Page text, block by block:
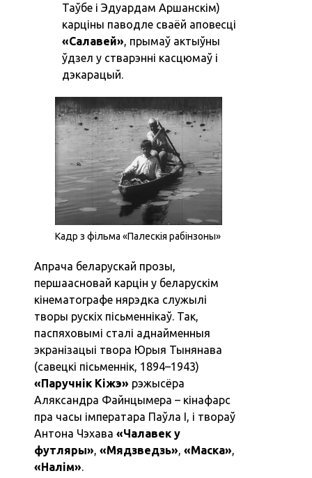
Таўбе і Эдуардам Аршанскім)
карціны паводле сваёй аповесці
«‎Салавей», прымаў актыўны
ўдзел у стварэнні касцюмаў і
дэкарацый.
Кадр з фільма «‎Палескія рабінзоны»
Апрача беларускай прозы,
першаасновай карцін у беларускім
кінематографе нярэдка служылі
творы рускіх пісьменнікаў. Так,
паспяховымі сталі аднайменныя
экранізацыі твора Юрыя Тынянава
(савецкі пісьменнік, 1894–1943)
«‎Паручнік Кіжэ» рэжысёра
Аляксандра Файнцымера – кінафарс
пра часы імператара Паўла І, і твораў
Антона Чэхава«‎Чалавек у
футляры», «‎Мядзведзь», «‎Маска»,
«‎Налім».